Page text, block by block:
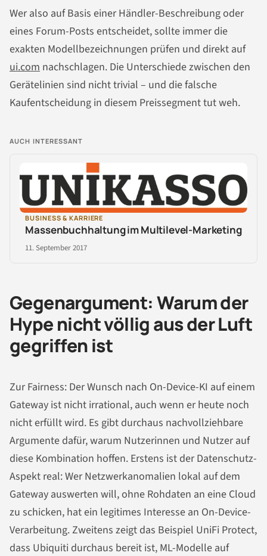
Wer also auf Basis einer Händler-Beschreibung oder
eines Forum-Posts entscheidet, sollte immer die
exakten Modellbezeichnungen prüfen und direkt auf
ui.com nachschlagen. Die Unterschiede zwischen den
Gerätelinien sind nicht trivial – und die falsche
Kaufentscheidung in diesem Preissegment tut weh.
AUCH INTERESSANT
BUSINESS & KARRIERE
Massenbuchhaltung im Multilevel-Marketing
11. September 2017
Gegenargument: Warum der
Hype nicht völlig aus der Luft
gegriffen ist
Zur Fairness: Der Wunsch nach On-Device-KI auf einem
Gateway ist nicht irrational, auch wenn er heute noch
nicht erfüllt wird. Es gibt durchaus nachvollziehbare
Argumente dafür, warum Nutzerinnen und Nutzer auf
diese Kombination hoffen. Erstens ist der Datenschutz-
Aspekt real: Wer Netzwerkanomalien lokal auf dem
Gateway auswerten will, ohne Rohdaten an eine Cloud
zu schicken, hat ein legitimes Interesse an On-Device-
Verarbeitung. Zweitens zeigt das Beispiel UniFi Protect,
dass Ubiquiti durchaus bereit ist, ML-Modelle auf